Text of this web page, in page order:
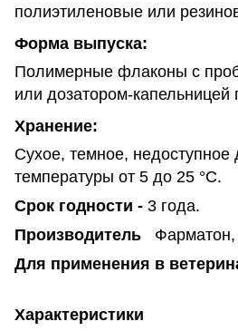
полиэтиленовые или
Форма выпуска:
Полимерные флаконы с
или дозатором-капельницей
Хранение:
Сухое, темное, недоступное
температуры от 5 до 25 °С.
Срок годности - 3 года.
Производитель
Фарматон,
Для применения в
Характеристики